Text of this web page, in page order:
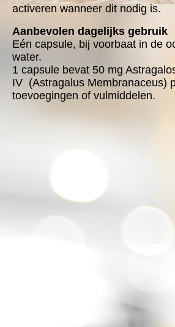
activeren wanneer dit nodig is.
Aanbevolen dagelijks gebruik
Eén capsule, bij voorbaat in de
water.
1 capsule bevat 50 mg
IV (Astragalus Membranaceus)
toevoegingen of vulmiddelen.